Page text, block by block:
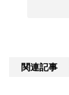
関連記事